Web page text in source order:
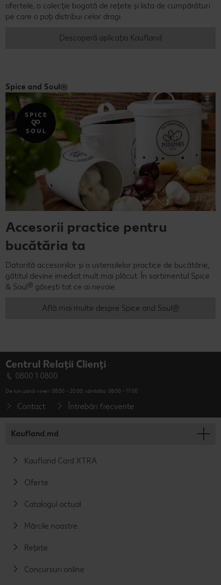
ofertele, o colecție bogată de rețete și lista de cumpărături
pe care o poți distribui celor dragi.
Descoperă aplicația Kaufland
Spice and Soul®
Accesorii practice pentru
bucătăria ta
Datorită accesoriilor și a ustensilelor practice de bucătărie,
gătitul devine imediat mult mai plăcut. În sortimentul Spice
& Soul® găsești tot ce ai nevoie.
Află mai multe despre Spice and Soul®
Centrul Relații Clienți
0800 1 0800
De luni până vineri: 08:00 - 20:00; sâmbăta: 08:00 - 17:00
Contact Întrebări frecvente
Kaufland.md
Kaufland Card XTRA
Oferte
Catalogul actual
Mărcile noastre
Rețete
Concursuri online